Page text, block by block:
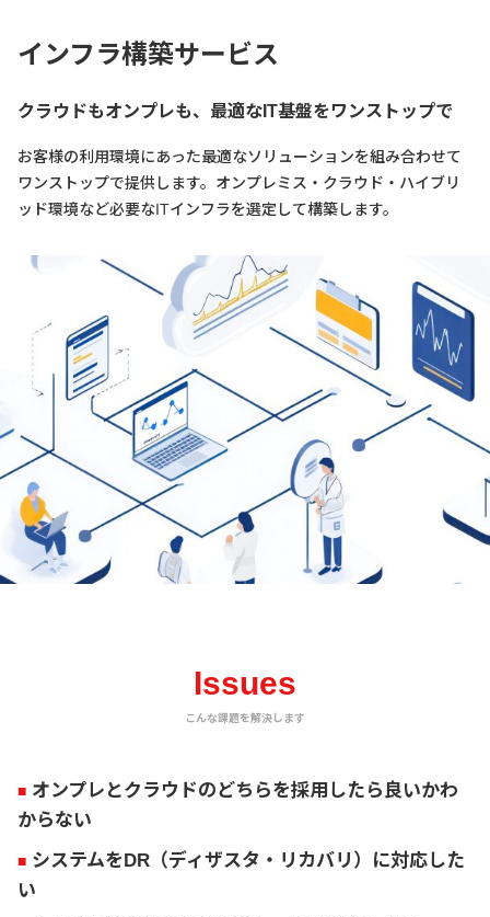
インフラ構築サービス
クラウドもオンプレも、最適なIT基盤をワンストップで
お客様の利用環境にあった最適なソリューションを組み合わせて
ワンストップで提供します。オンプレミス・クラウド・ハイブリ
ッド環境など必要なITインフラを選定して構築します。
Issues
こんな課題を解決します
オンプレとクラウドのどちらを採用したら良いかわ
からない
システムをDR（ディザスタ・リカバリ）に対応した
い